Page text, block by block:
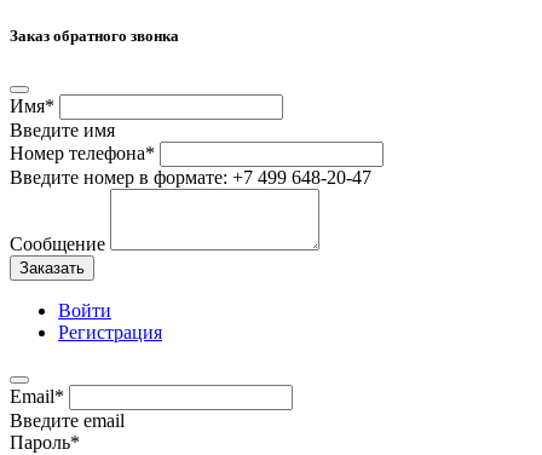
Заказ обратного звонка
Имя*
Введите имя
Номер телефона*
Введите номер в формате: +7 499 648-20-47
Сообщение
Заказать
Войти
Регистрация
Email*
Введите email
Пароль*